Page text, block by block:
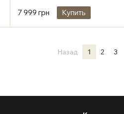
7 999 грн Купить
Назад 1 2 3